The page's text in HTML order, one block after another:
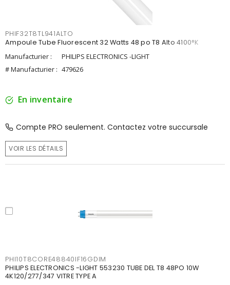
PHIF32T8TL941ALTO
Ampoule Tube Fluorescent 32 Watts 48 po T8 Alto 4100°K
Manufacturier :
PHILIPS ELECTRONICS -LIGHT
# Manufacturier : 479626
En inventaire
Compte PRO seulement. Contactez votre succursale
VOIR LES DÉTAILS
PHI10T8CORE48840IF16GDIM
PHILIPS ELECTRONICS -LIGHT 553230 TUBE DEL T8 48PO 10W
4K120/277/347 VITRE TYPE A